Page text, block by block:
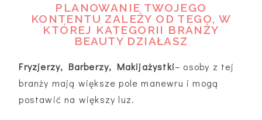
PLANOWANIE TWOJEGO
KONTENTU ZALEŻY OD TEGO, W
KTÓREJ KATEGORII BRANŻY
BEAUTY DZIAŁASZ
Fryzjerzy, Barberzy, Makijażystki– osoby z tej
branży mają większe pole manewru i mogą
postawić na większy luz.